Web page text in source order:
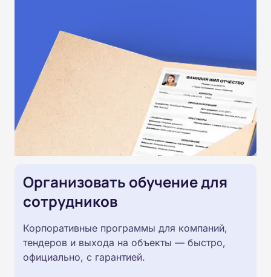
Организовать обучение для
сотрудников
Корпоративные программы для компаний,
тендеров и выхода на объекты — быстро,
официально, с гарантией.